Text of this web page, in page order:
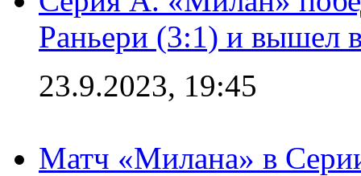
Раньери (3:1) и вышел
23.9.2023, 19:45
Матч «Милана» в